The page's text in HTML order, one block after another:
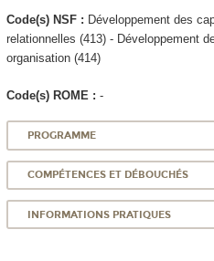
Code(s) NSF : Développement des
relationnelles (413) - Développement
organisation (414)
Code(s) ROME : -
PROGRAMME
COMPÉTENCES ET DÉBOUCHÉS
INFORMATIONS PRATIQUES